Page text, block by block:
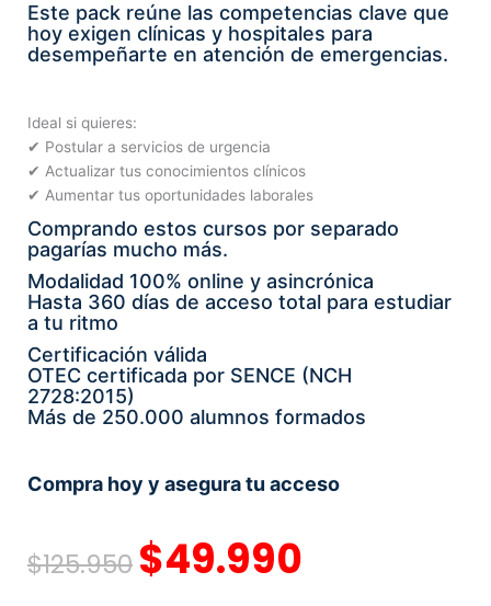
Este pack reúne las competencias clave que
hoy exigen clínicas y hospitales para
desempeñarte en atención de emergencias.
Ideal si quieres:
✔ Postular a servicios de urgencia
✔ Actualizar tus conocimientos clínicos
✔ Aumentar tus oportunidades laborales
Comprando estos cursos por separado
pagarías mucho más.
Modalidad 100% online y asincrónica
Hasta 360 días de acceso total para estudiar
a tu ritmo
Certificación válida
OTEC certificada por SENCE (NCH
2728:2015)
Más de 250.000 alumnos formados
Compra hoy y asegura tu acceso
$125.950
El
precio
$49.990